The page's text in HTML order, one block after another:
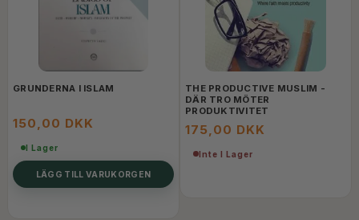
GRUNDERNA I ISLAM
150,00 DKK
I Lager
LÄGG TILL VARUKORGEN
THE PRODUCTIVE MUSLIM -
DÄR TRO MÖTER
PRODUKTIVITET
175,00 DKK
Inte I Lager